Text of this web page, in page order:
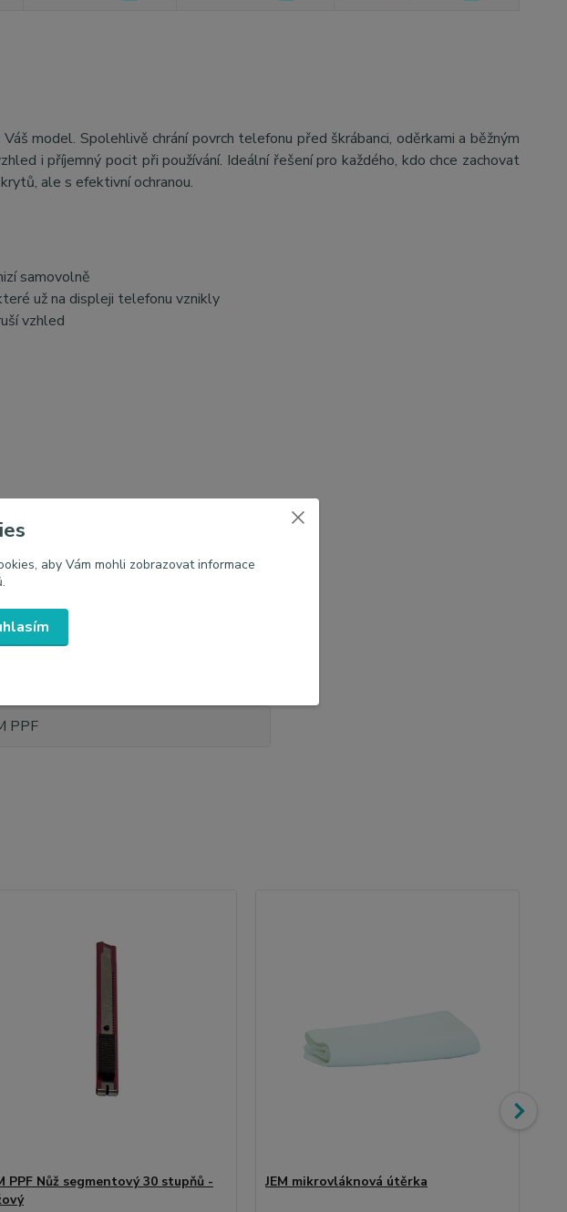
model. Spolehlivě chrání povrch telefonu před škrábanci, oděrkami a běžným
i příjemný pocit při používání. Ideální řešení pro každého, kdo chce zachovat
ale s efektivní ochranou.
samovolně
už na displeji telefonu vznikly
vzhled
PPF
PPF Nůž segmentový 30 stupňů -
JEM mikrovláknová útěrka
aby Vám mohli zobrazovat informace